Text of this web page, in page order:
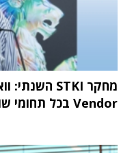
Vendor בכל תחומי שוק ה-IT